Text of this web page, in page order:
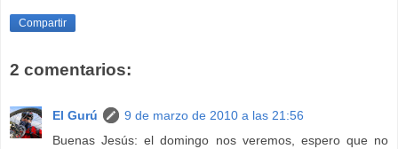
Compartir
2 comentarios:
El Gurú
9 de marzo de 2010 a las 21:56
Buenas Jesús: el domingo nos veremos, espero que no